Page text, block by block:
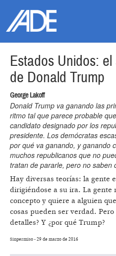
Estados Unidos:
de Donald Trump
George Lakoff
Donald Trump va ganando las
ritmo tal que parece probable
candidato designado por los
presidente. Los demócratas
por qué va ganando, y ganando
muchos republicanos que no
tratan de pararle, pero no saben
Hay diversas teorías: la gente
dirigiéndose a su ira. La gente
concepto y quiere a alguien
cosas pueden ser verdad. Pero
detalles? Y ¿por qué Trump?
Sinpermiso - 29 de marzo de 2016